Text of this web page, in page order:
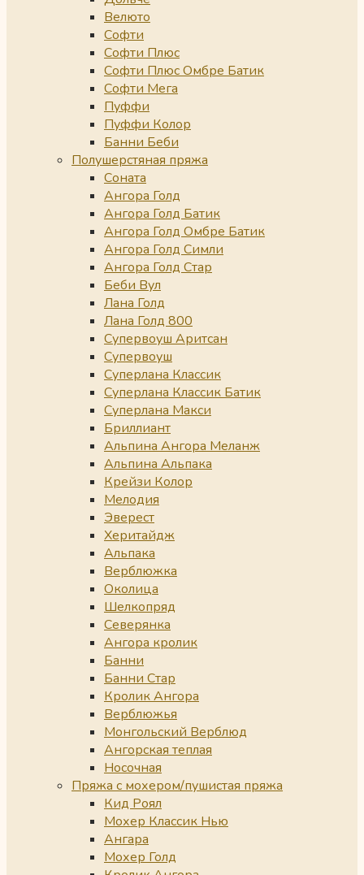
Велюто
Софти
Софти Плюс
Софти Плюс Омбре Батик
Софти Мега
Пуффи
Пуффи Колор
Банни Беби
Полушерстяная пряжа
Соната
Ангора Голд
Ангора Голд Батик
Ангора Голд Омбре Батик
Ангора Голд Симли
Ангора Голд Стар
Беби Вул
Лана Голд
Лана Голд 800
Супервоуш Аритсан
Супервоуш
Суперлана Классик
Суперлана Классик Батик
Суперлана Макси
Бриллиант
Альпина Ангора Меланж
Альпина Альпака
Крейзи Колор
Мелодия
Эверест
Херитайдж
Альпака
Верблюжка
Околица
Шелкопряд
Северянка
Ангора кролик
Банни
Банни Стар
Кролик Ангора
Верблюжья
Монгольский Верблюд
Ангорская теплая
Носочная
Пряжа с мохером/пушистая пряжа
Кид Роял
Мохер Классик Нью
Ангара
Мохер Голд